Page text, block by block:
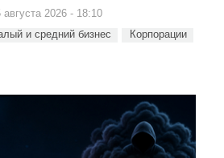
августа 2026 - 18:10
и средний бизнес
Корпорации